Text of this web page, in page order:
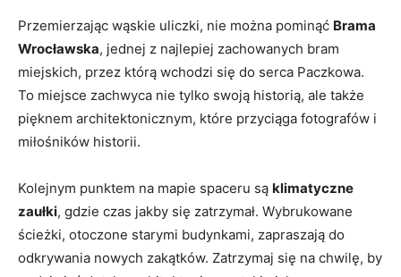
Przemierzając wąskie uliczki, ‌nie można pominąć Brama
Wrocławska, ⁣jednej z‍ najlepiej zachowanych‌ bram
miejskich, przez⁤ którą ⁣wchodzi ⁢się do serca​ Paczkowa.
To ​miejsce zachwyca nie tylko swoją historią,⁤ ale także
pięknem architektonicznym, które przyciąga fotografów i
miłośników historii.
Kolejnym punktem na mapie spaceru są klimatyczne
zaułki, gdzie czas ⁣jakby się zatrzymał. Wybrukowane
ścieżki, otoczone starymi budynkami, zapraszają do
odkrywania nowych⁤ zakątków. Zatrzymaj się na ⁢chwilę,‍ by